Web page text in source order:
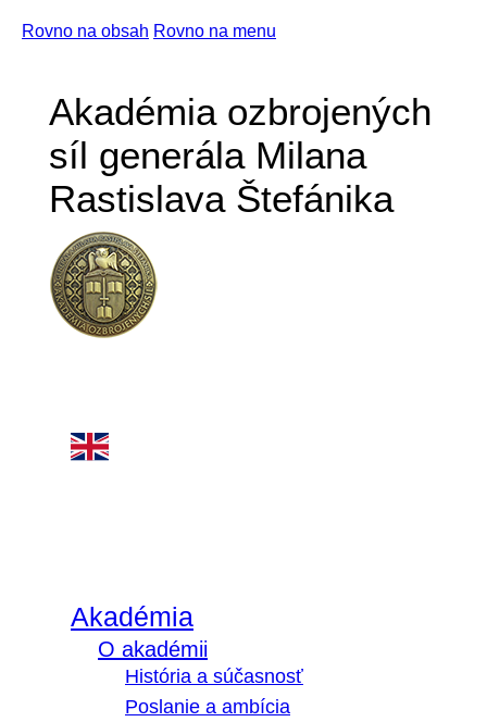
Rovno na obsah Rovno na menu
Akadémia ozbrojených
síl generála Milana
Rastislava Štefánika
Akadémia
O akadémii
História a súčasnosť
Poslanie a ambícia